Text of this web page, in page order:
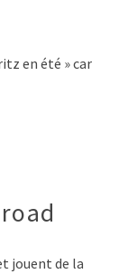
en été » car
jouent de la